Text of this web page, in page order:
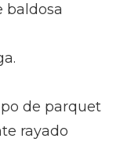
baldosa
de parquet
rayado